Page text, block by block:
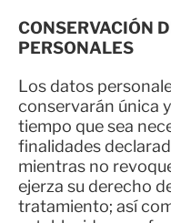
CONSERVACIÓN
PERSONALES
Los datos
conservarán única
tiempo que sea
finalidades
mientras no
ejerza su derecho
tratamiento; así